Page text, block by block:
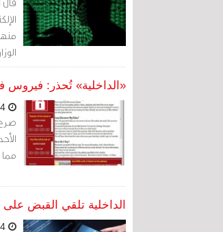
«الداخلية» تُحذر:
صرح
الداخلية تلقي القبض